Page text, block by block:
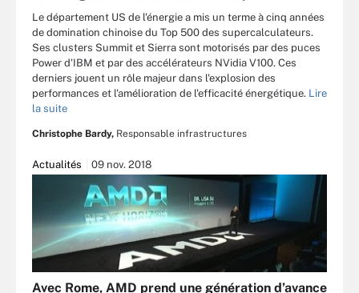
Le département US de l'énergie a mis un terme à cinq années
de domination chinoise du Top 500 des supercalculateurs.
Ses clusters Summit et Sierra sont motorisés par des puces
Power d'IBM et par des accélérateurs NVidia V100. Ces
derniers jouent un rôle majeur dans l'explosion des
performances et l'amélioration de l'efficacité énergétique. Lire
la suite
Christophe Bardy, Responsable infrastructures
Actualités 09 nov. 2018
Avec Rome, AMD prend une génération d’avance